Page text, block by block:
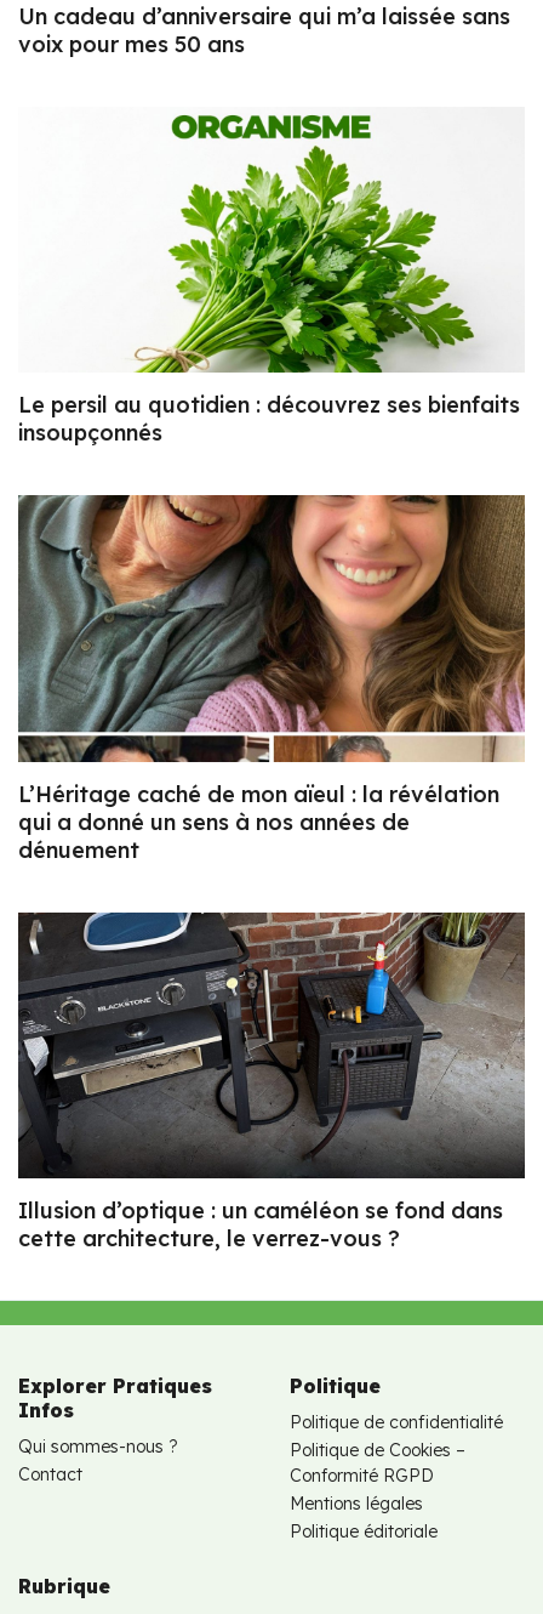
Un cadeau d’anniversaire qui m’a laissée sans
voix pour mes 50 ans
Le persil au quotidien : découvrez ses bienfaits
insoupçonnés
L’Héritage caché de mon aïeul : la révélation
qui a donné un sens à nos années de
dénuement
Illusion d’optique : un caméléon se fond dans
cette architecture, le verrez-vous ?
Explorer Pratiques
Infos
Qui sommes-nous ?
Contact
Politique
Politique de confidentialité
Politique de Cookies –
Conformité RGPD
Mentions légales
Politique éditoriale
Rubrique